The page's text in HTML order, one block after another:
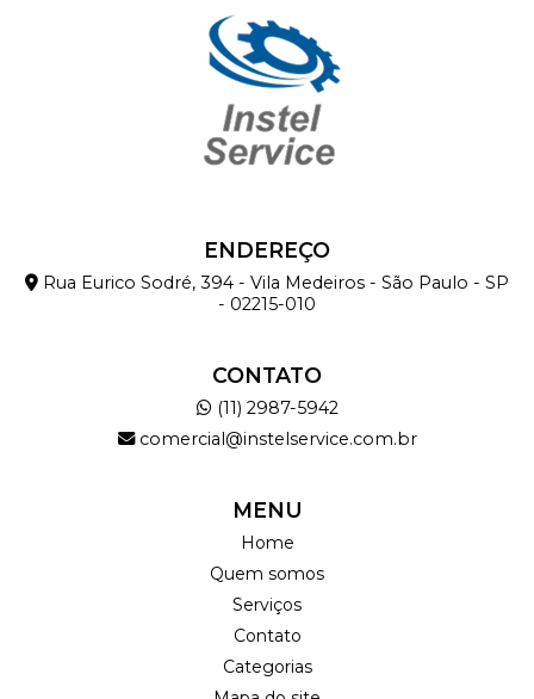
ENDEREÇO
Rua Eurico Sodré, 394 - Vila Medeiros - São Paulo - SP
- 02215-010
CONTATO
(11) 2987-5942
comercial@instelservice.com.br
MENU
Home
Quem somos
Serviços
Contato
Categorias